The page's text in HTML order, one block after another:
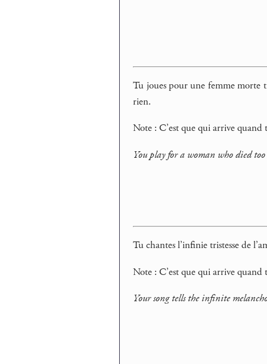
Tu joues pour une femme morte
rien.
Note : C’est que qui arrive quand
You play for a woman who died
Tu chantes l’infinie tristesse de
Note : C’est que qui arrive
Your song tells the infinite